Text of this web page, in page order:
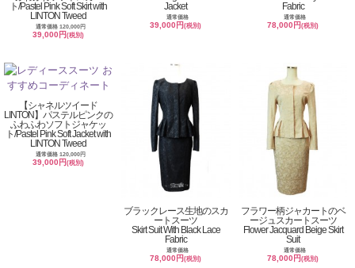
ト/Pastel Pink Soft Skirt with
LINTON Tweed
通常価格 120,000円
39,000円(税別)
Jacket
通常価格
39,000円(税別)
Fabric
通常価格
78,000円(税別)
【シャネルツイード
LINTON】パステルピンクの
ふわふわソフトジャケッ
ト/Pastel Pink Soft Jacket with
LINTON Tweed
通常価格 120,000円
39,000円(税別)
ブラックレース生地のスカ
ートスーツ
Skirt Suit With Black Lace
Fabric
通常価格
78,000円(税別)
フラワー柄ジャカートのベ
ージュスカートスーツ
Flower Jacquard Beige Skirt
Suit
通常価格
78,000円(税別)